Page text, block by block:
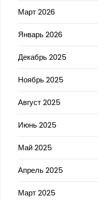
Март 2026
Январь 2026
Декабрь 2025
Ноябрь 2025
Август 2025
Июнь 2025
Май 2025
Апрель 2025
Март 2025